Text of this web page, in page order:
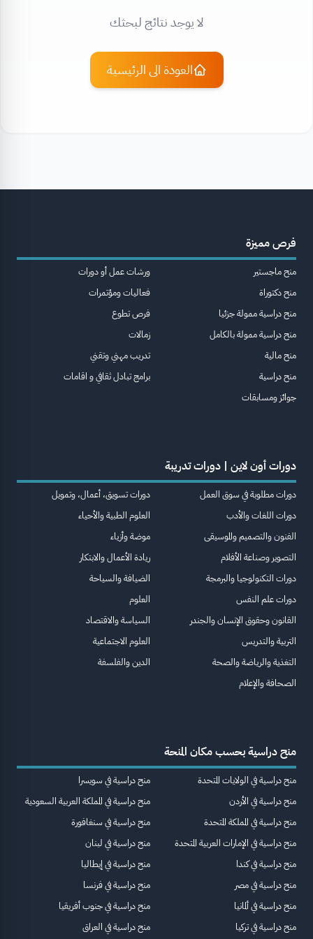
لا يوجد نتائج لبحثك
العودة الى الرئيسية
فرص مميزة
منح ماجستير
منح دكتوراة
منح دراسية ممولة جزئيا
منح دراسية ممولة بالكامل
منح مالية
منح دراسية
جوائز ومسابقات
ورشات عمل أو دورات
فعاليات ومؤتمرات
فرص تطوع
زمالات
تدريب مهني وتقني
برامج تبادل ثقافي و اقامات
دورات أون لاين | دورات تدريبة
دورات مطلوبة في سوق العمل
دورات اللغات والأدب
الفنون والتصميم والموسيقى
التصوير وصناعة الأفلام
دورات التكنولوجيا والبرمجة
دورات علم النفس
القانون وحقوق الإنسان والجندر
التربية والتدريس
التغذية والرياضة والصحة
الصحافة والإعلام
دورات تسويق، أعمال، وتمويل
العلوم الطبية والأحياء
موضة وأزياء
ريادة الأعمال والابتكار
الضيافة والسياحة
العلوم
السياسة والاقتصاد
العلوم الاجتماعية
الدين والفلسفة
منح دراسية بحسب مكان المنحة
منح دراسية في الولايات المتحدة
منح دراسية في الأردن
منح دراسية في المملكة المتحدة
منح دراسية في الإمارات العربية المتحدة
منح دراسية في كندا
منح دراسية في مصر
منح دراسية في ألمانيا
منح دراسية في تركيا
منح دراسية في سويسرا
منح دراسية في المملكة العربية السعودية
منح دراسية في سنغافورة
منح دراسية في لبنان
منح دراسية في إيطاليا
منح دراسية في فرنسا
منح دراسية في جنوب أفريقيا
منح دراسية في العراق